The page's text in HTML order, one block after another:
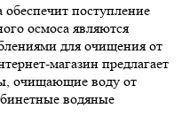
поступление
осмоса являются
для очищения от
магазин предлагает
очищающие воду от
водяные